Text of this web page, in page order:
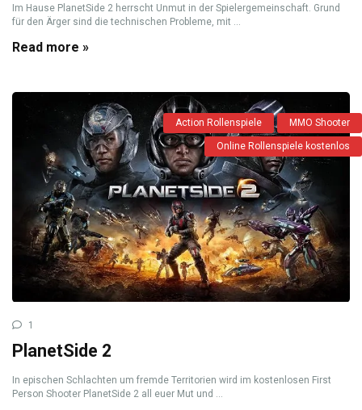
Im Hause PlanetSide 2 herrscht Unmut in der Spielergemeinschaft. Grund
für den Ärger sind die technischen Probleme, mit ...
Read more »
Action Rollenspiele MMO Shooter
Online Rollenspiele kostenlos
1
PlanetSide 2
In epischen Schlachten um fremde Territorien wird im kostenlosen First
Person Shooter PlanetSide 2 all euer Mut und ...